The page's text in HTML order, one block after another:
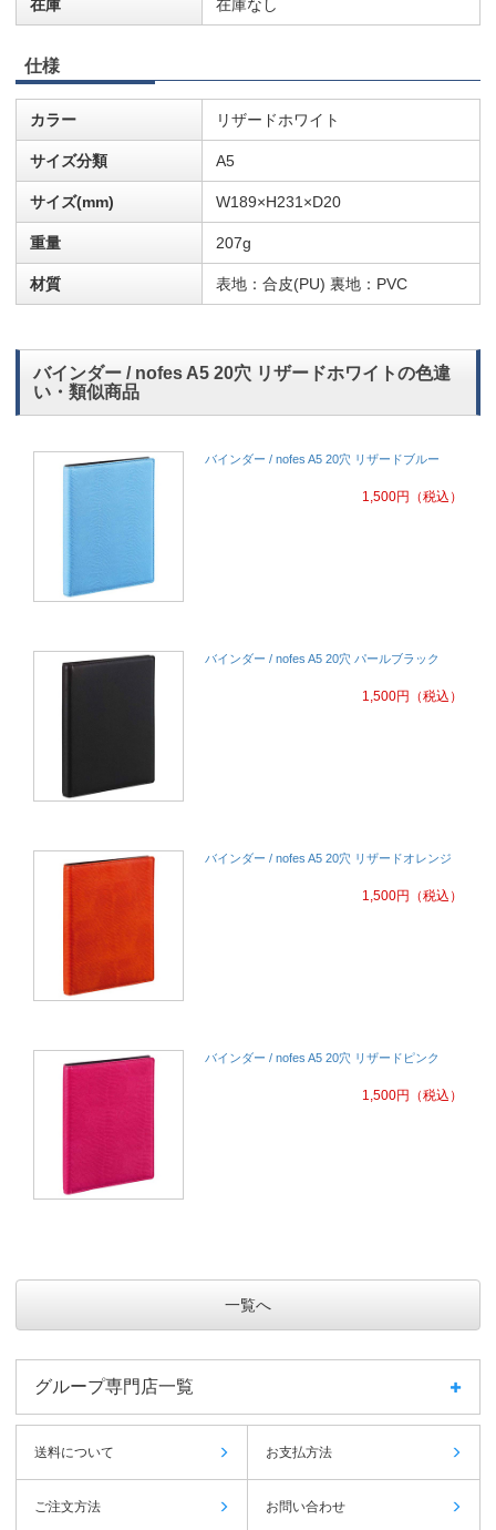
在庫 在庫なし
仕様
カラー リザードホワイト
サイズ分類 A5
サイズ(mm) W189×H231×D20
重量 207g
材質 表地：合皮(PU) 裏地：PVC
バインダー / nofes A5 20穴 リザードホワイトの色違
い・類似商品
バインダー / nofes A5 20穴 リザードブルー
1,500円 （税込）
バインダー / nofes A5 20穴 パールブラック
1,500円 （税込）
バインダー / nofes A5 20穴 リザードオレンジ
1,500円 （税込）
バインダー / nofes A5 20穴 リザードピンク
1,500円 （税込）
一覧へ
グループ専門店一覧
送料について お支払方法
ご注文方法 お問い合わせ